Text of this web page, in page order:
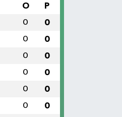
O P
0 0
0 0
0 0
0 0
0 0
0 0